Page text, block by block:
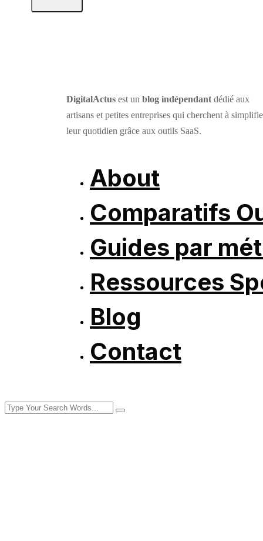
DigitalActus est un blog indépendant dédié aux
artisans et petites entreprises qui cherchent à
leur quotidien grâce aux outils SaaS.
About
Comparatifs
Guides par
Ressources
Blog
Contact